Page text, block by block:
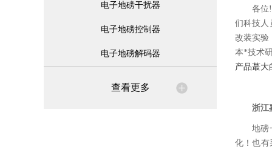
电子地磅干扰器
电子地磅控制器
电子地磅解码器
查看更多
各位
们科技人
改装实验
本*技术
产品蕞大
浙江
地磅
化！也有